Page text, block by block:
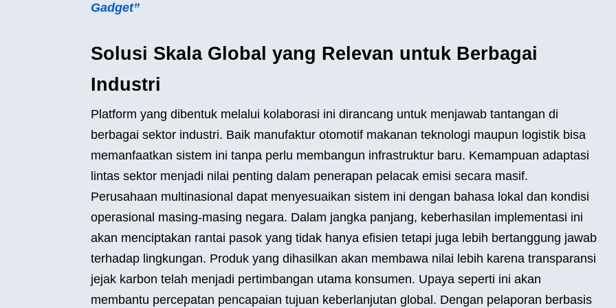
Gadget”
Solusi Skala Global yang Relevan untuk Berbagai
Industri
Platform yang dibentuk melalui kolaborasi ini dirancang untuk menjawab tantangan di
berbagai sektor industri. Baik manufaktur otomotif makanan teknologi maupun logistik bisa
memanfaatkan sistem ini tanpa perlu membangun infrastruktur baru. Kemampuan adaptasi
lintas sektor menjadi nilai penting dalam penerapan pelacak emisi secara masif.
Perusahaan multinasional dapat menyesuaikan sistem ini dengan bahasa lokal dan kondisi
operasional masing-masing negara. Dalam jangka panjang, keberhasilan implementasi ini
akan menciptakan rantai pasok yang tidak hanya efisien tetapi juga lebih bertanggung jawab
terhadap lingkungan. Produk yang dihasilkan akan membawa nilai lebih karena transparansi
jejak karbon telah menjadi pertimbangan utama konsumen. Upaya seperti ini akan
membantu percepatan pencapaian tujuan keberlanjutan global. Dengan pelaporan berbasis